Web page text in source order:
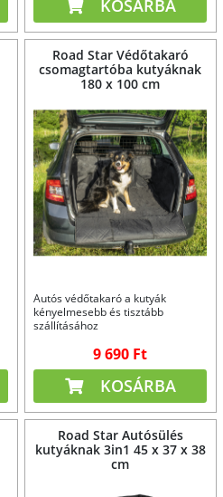
KOSÁRBA
Road Star Védőtakaró
csomagtartóba kutyáknak
180 x 100 cm
Autós védőtakaró a kutyák
kényelmesebb és tisztább
szállításához
9 690 Ft
KOSÁRBA
Road Star Autósülés
kutyáknak 3in1 45 x 37 x 38
cm